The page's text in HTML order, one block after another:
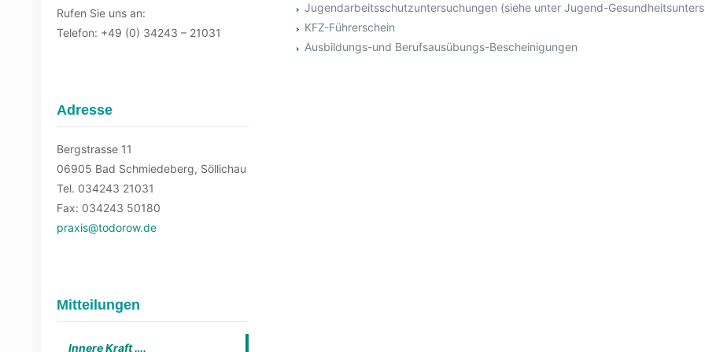
Jugendarbeitsschutzuntersuchungen (siehe unter Jugend-
KFZ-Führerschein
Ausbildungs-und Berufsausübungs-Bescheinigungen
Rufen Sie uns an:
Telefon: +49 (0) 34243 – 21031
Adresse
Bergstrasse 11
06905 Bad Schmiedeberg, Söllichau
Tel. 034243 21031
Fax: 034243 50180
praxis@todorow.de
Mitteilungen
Innere Kraft ….